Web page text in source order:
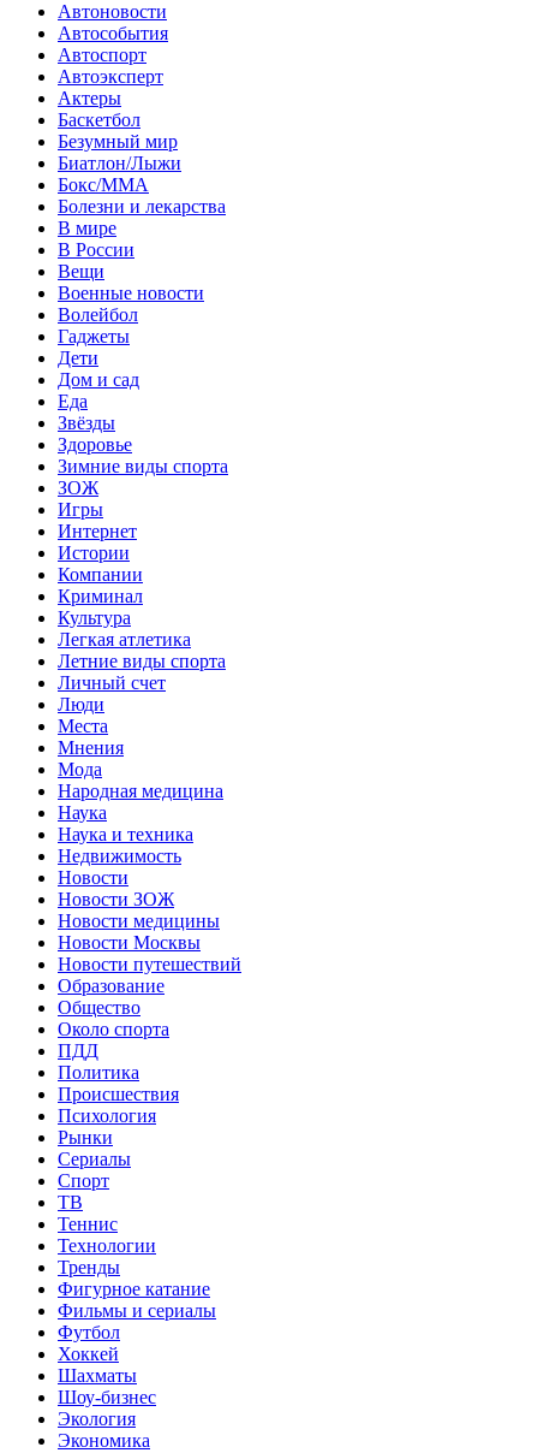
Автоновости
Автособытия
Автоспорт
Автоэксперт
Актеры
Баскетбол
Безумный мир
Биатлон/Лыжи
Бокс/MMA
Болезни и лекарства
В мире
В России
Вещи
Военные новости
Волейбол
Гаджеты
Дети
Дом и сад
Еда
Звёзды
Здоровье
Зимние виды спорта
ЗОЖ
Игры
Интернет
Истории
Компании
Криминал
Культура
Легкая атлетика
Летние виды спорта
Личный счет
Люди
Места
Мнения
Мода
Народная медицина
Наука
Наука и техника
Недвижимость
Новости
Новости ЗОЖ
Новости медицины
Новости Москвы
Новости путешествий
Образование
Общество
Около спорта
ПДД
Политика
Происшествия
Психология
Рынки
Сериалы
Спорт
ТВ
Теннис
Технологии
Тренды
Фигурное катание
Фильмы и сериалы
Футбол
Хоккей
Шахматы
Шоу-бизнес
Экология
Экономика